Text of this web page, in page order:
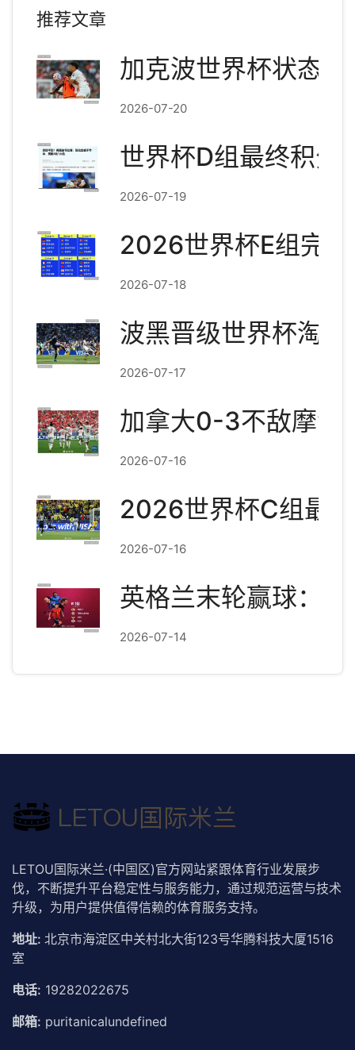
推荐文章
加克波世界杯状态
2026-07-20
世界杯D组最终积分
2026-07-19
2026世界杯E组完
2026-07-18
波黑晋级世界杯淘
2026-07-17
加拿大0-3不敌摩洛
2026-07-16
2026世界杯C组最
2026-07-16
英格兰末轮赢球：
2026-07-14
LETOU国际米兰·(中国区)官方网站紧跟体育行业发展步
伐，不断提升平台稳定性与服务能力，通过规范运营与技术
升级，为用户提供值得信赖的体育服务支持。
地址: 北京市海淀区中关村北大街123号华腾科技大厦1516
室
电话: 19282022675
邮箱: puritanicalundefined